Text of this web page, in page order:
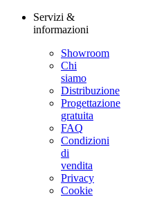
Servizi &
informazioni
Showroom
Chi
siamo
Distribuzione
Progettazione
gratuita
FAQ
Condizioni
di
vendita
Privacy
Cookie